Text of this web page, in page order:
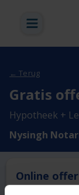
← Terug
Gratis
Hypotheek +
Nysingh
Online